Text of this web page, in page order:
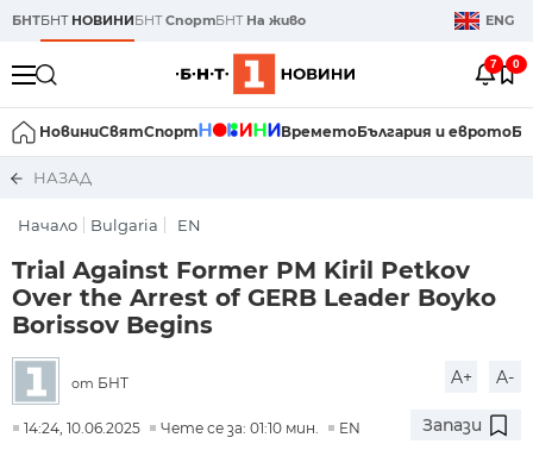
БНТБНТ НОВИНИБНТСпортБНТ На живо ENG
7 0
НовиниСвятСпорт ВреметоБългария и еврото
НАЗАД
Начало Bulgaria EN
Trial Against Former PM Kiril Petkov
Over the Arrest of GERB Leader Boyko
Borissov Begins
от БНТ A+ A-
14:24, 10.06.2025 Чете се за: 01:10 мин. EN Запази